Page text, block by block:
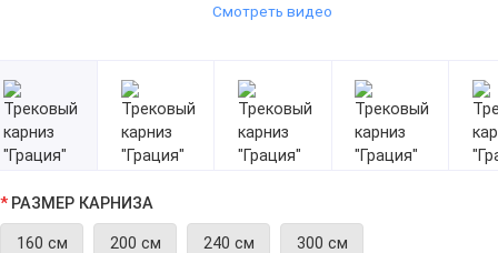
Смотреть видео
РАЗМЕР КАРНИЗА
160 см 200 см 240 см 300 см